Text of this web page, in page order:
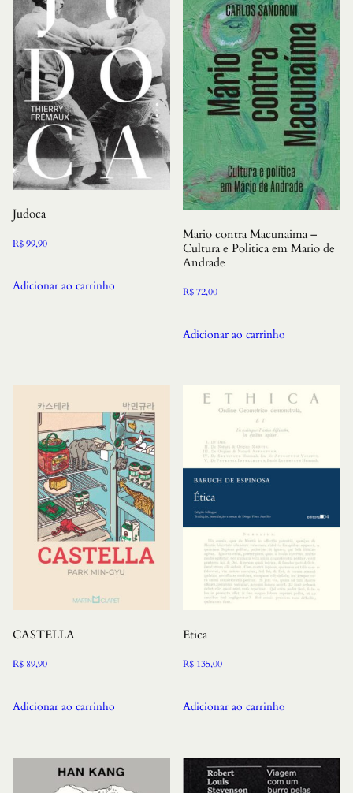
Judoca
R$99,90
Adicionar ao carrinho
Mario contra Macunaima –
Cultura e Politica em Mario de
Andrade
R$72,00
Adicionar ao carrinho
CASTELLA
R$ 89,90
Adicionar ao carrinho
Etica
R$ 135,00
Adicionar ao carrinho